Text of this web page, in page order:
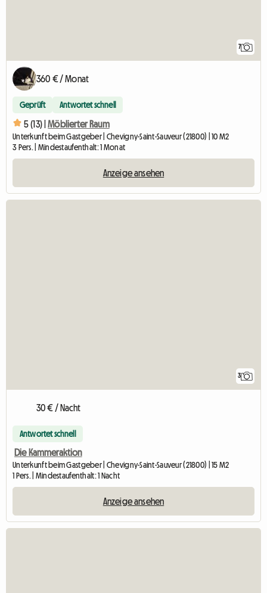
7
360 € / Monat
Geprüft Antwortet schnell
5 (13) | Möblierter Raum
Unterkunft beim Gastgeber | Chevigny-Saint-Sauveur (21800) | 10 M2
3 Pers. | Mindestaufenthalt: 1 Monat
Anzeige ansehen
3
30 € / Nacht
Antwortet schnell
Die Kammeraktion
Unterkunft beim Gastgeber | Chevigny-Saint-Sauveur (21800) | 15 M2
1 Pers. | Mindestaufenthalt: 1 Nacht
Anzeige ansehen